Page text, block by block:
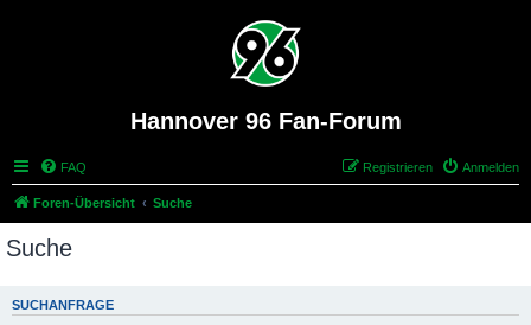
Hannover 96 Fan-Forum
FAQ Anmelden
Registrieren
Foren-Übersicht Suche
Suche
SUCHANFRAGE